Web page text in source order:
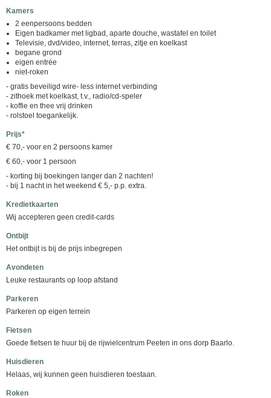
Kamers
2 eenpersoons bedden
Eigen badkamer met ligbad, aparte douche, wastafel en toilet
Televisie, dvd/video, internet, terras, zitje en koelkast
begane grond
eigen entrée
niet-roken
- gratis beveiligd wire- less internet verbinding
- zithoek met koelkast, t.v., radio/cd-speler
- koffie en thee vrij drinken
- rolstoel toegankelijk.
Prijs*
€ 70,- voor en 2 persoons kamer
€ 60,- voor 1 persoon
- korting bij boekingen langer dan 2 nachten!
- bij 1 nacht in het weekend € 5,- p.p. extra.
Kredietkaarten
Wij accepteren geen credit-cards
Ontbijt
Het ontbijt is bij de prijs inbegrepen
Avondeten
Leuke restaurants op loop afstand
Parkeren
Parkeren op eigen terrein
Fietsen
Goede fietsen te huur bij de rijwielcentrum Peeten in ons dorp Baarlo.
Huisdieren
Helaas, wij kunnen geen huisdieren toestaan.
Roken